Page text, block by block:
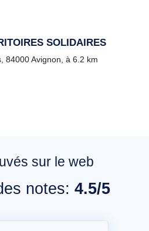
SOLIDAIRES
84000 Avignon, à 6.2 km
sur le web
notes: 4.5/5